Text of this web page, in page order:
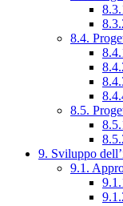
8.4.
8.5.
9. Sviluppo
9.1.